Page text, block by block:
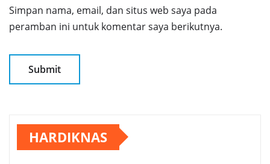
Simpan nama, email, dan situs web saya pada
peramban ini untuk komentar saya berikutnya.
HARDIKNAS